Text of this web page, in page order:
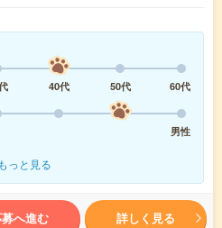
40代 50代
60代
男性
もっと見る
へ進む 詳しく見る